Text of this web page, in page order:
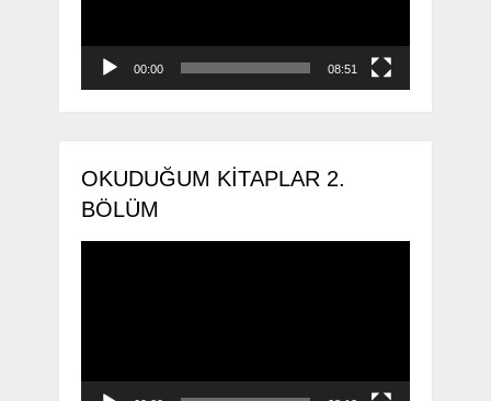
00:00 08:51
OKUDUĞUM KITAPLAR 2.
BÖLÜM